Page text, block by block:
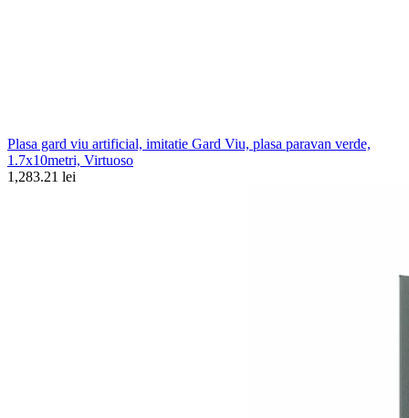
Plasa gard viu artificial, imitatie Gard Viu, plasa paravan verde,
1.7x10metri, Virtuoso
1,283.21 lei